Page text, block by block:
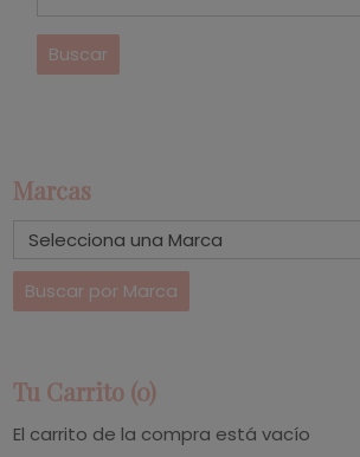
Marcas
Tu Carrito (0)
El carrito de la compra está vacío